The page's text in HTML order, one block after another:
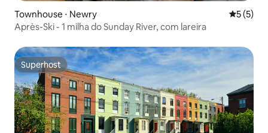
Townhouse ⋅ Newry 5 de
5 (5)
Après-Ski - 1 milha do Sunday River, com lareira
Superhost
Superhost